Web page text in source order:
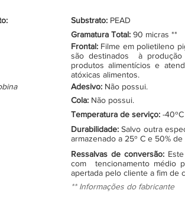
Substrato: PEAD
Gramatura Total: 90 micras **
Frontal: Filme em polietileno
são destinados à produção
produtos alimentícios e
atóxicas alimentos.
Adesivo: Não possui.
Cola: Não possui.
Temperatura de serviço: -
Durabilidade:Salvo outra
armazenado a 25º C e 50% de
Ressalvas de conversão:
com tencionamento médio
apertada pelo cliente a fim de
** Informações do fabricante